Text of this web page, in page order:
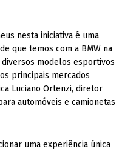
nesta iniciativa é uma
que temos com a BMW na
modelos esportivos
principais mercados
Luciano Ortenzi, diretor
automóveis e camionetas
uma experiência única